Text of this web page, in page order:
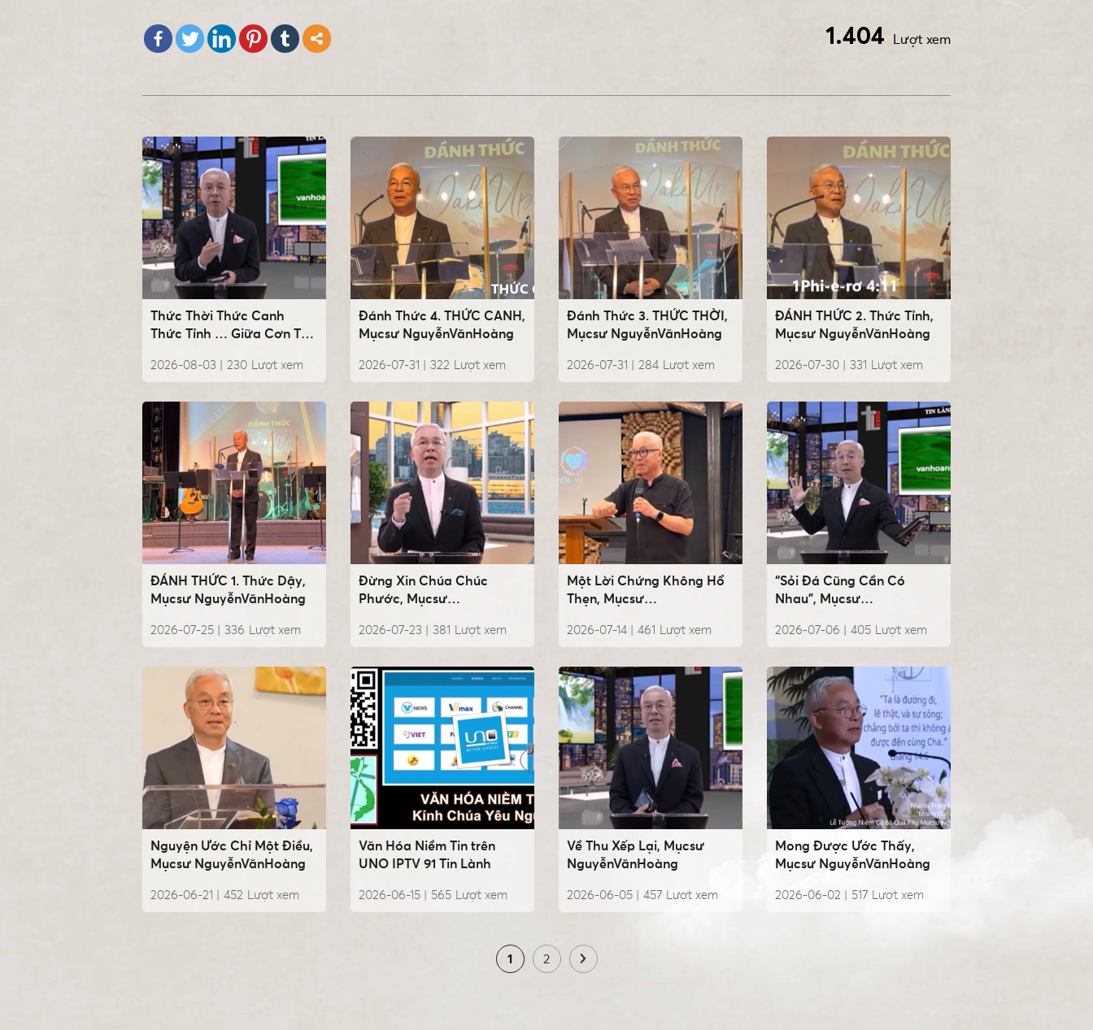
Lượt xem
1.404
Thức Thời Thức Canh
Thức Tỉnh … Giữa Cơn Thử
NguyễnVănHoàng
2026-08-03 | Lượt xem
230
Đánh Thức 4. THỨC CANH,
Mụcsư NguyễnVănHoàng
2026-07-31 | Lượt xem
322
Đánh Thức 3. THỨC THỜI,
Mụcsư NguyễnVănHoàng
2026-07-31 | Lượt xem
284
ĐÁNH THỨC 2. Thức Tỉnh,
Mụcsư NguyễnVănHoàng
2026-07-30 | Lượt xem
331
ĐÁNH THỨC 1. Thức Dậy,
Mụcsư NguyễnVănHoàng
2026-07-25 | Lượt xem
336
Đừng Xin Chúa Chúc
Phước, Mụcsư
2026-07-23 | Lượt xem
381
Một Lời Chứng Không Hổ
Thẹn, Mụcsư
2026-07-14 | Lượt xem
461
“Sỏi Đá Cũng Cần Có
Nhau”, Mụcsư
2026-07-06 | Lượt xem
405
Nguyện Ước Chỉ Một Điều,
Mụcsư NguyễnVănHoàng
2026-06-21 | Lượt xem
452
Văn Hóa Niềm Tin trên
UNO IPTV 91 Tin Lành
2026-06-15 | Lượt xem
565
Về Thu Xếp Lại, Mụcsư
NguyễnVănHoàng
2026-06-05 | Lượt xem
457
Mong Được Ước Thấy,
Mụcsư NguyễnVănHoàng
2026-06-02 | Lượt xem
517
1 2